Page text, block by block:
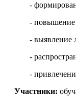
-
- повышение
- выявление
-
-
Участники: